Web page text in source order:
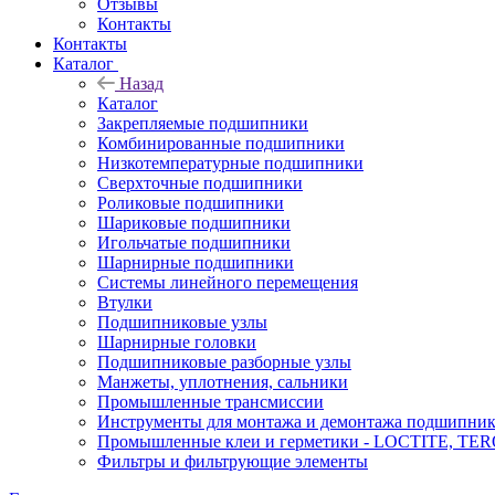
Отзывы
Контакты
Контакты
Каталог
Назад
Каталог
Закрепляемые подшипники
Комбинированные подшипники
Низкотемпературные подшипники
Сверхточные подшипники
Роликовые подшипники
Шариковые подшипники
Игольчатые подшипники
Шарнирные подшипники
Системы линейного перемещения
Втулки
Подшипниковые узлы
Шарнирные головки
Подшипниковые разборные узлы
Манжеты, уплотнения, сальники
Промышленные трансмиссии
Инструменты для монтажа и демонтажа
Промышленные клеи и герметики - LOCTITE,
Фильтры и фильтрующие элементы